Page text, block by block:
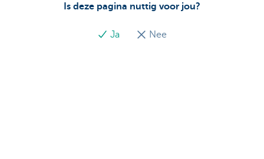
Is deze pagina nuttig voor jou?
Ja Nee